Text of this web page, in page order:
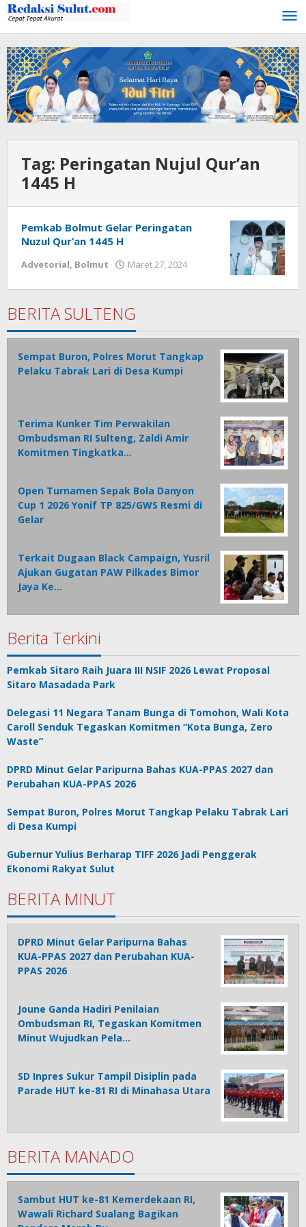
Lewati
ke
konten
Tag: Peringatan Nujul Qur’an
1445 H
Pemkab Bolmut Gelar Peringatan
Nuzul Qur’an 1445 H
Advetorial, Bolmut Maret 27, 2024
Babay
BERITA SULTENG
Sempat Buron, Polres Morut Tangkap
Pelaku Tabrak Lari di Desa Kumpi
Terima Kunker Tim Perwakilan
Ombudsman RI Sulteng, Zaldi Amir
Komitmen Tingkatka…
Open Turnamen Sepak Bola Danyon
Cup 1 2026 Yonif TP 825/GWS Resmi di
Gelar
Terkait Dugaan Black Campaign, Yusril
Ajukan Gugatan PAW Pilkades Bimor
Jaya Ke…
Berita Terkini
Pemkab Sitaro Raih Juara III NSIF 2026 Lewat Proposal
Sitaro Masadada Park
Delegasi 11 Negara Tanam Bunga di Tomohon, Wali Kota
Caroll Senduk Tegaskan Komitmen “Kota Bunga, Zero
Waste”
DPRD Minut Gelar Paripurna Bahas KUA-PPAS 2027 dan
Perubahan KUA-PPAS 2026
Sempat Buron, Polres Morut Tangkap Pelaku Tabrak Lari
di Desa Kumpi
Gubernur Yulius Berharap TIFF 2026 Jadi Penggerak
Ekonomi Rakyat Sulut
BERITA MINUT
DPRD Minut Gelar Paripurna Bahas
KUA-PPAS 2027 dan Perubahan KUA-
PPAS 2026
Joune Ganda Hadiri Penilaian
Ombudsman RI, Tegaskan Komitmen
Minut Wujudkan Pela…
SD Inpres Sukur Tampil Disiplin pada
Parade HUT ke-81 RI di Minahasa Utara
BERITA MANADO
Sambut HUT ke-81 Kemerdekaan RI,
Wawali Richard Sualang Bagikan